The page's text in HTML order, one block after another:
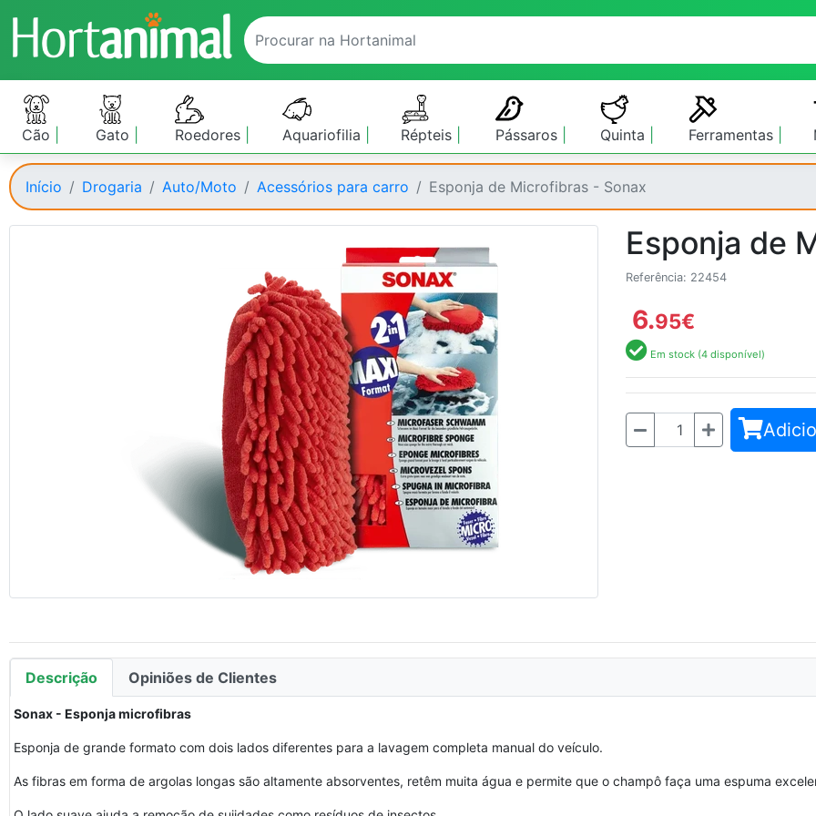
Cão Gato Roedores Aquariofilia Répteis Pássaros Quinta Ferramentas
Início Drogaria Auto/Moto Acessórios para carro Esponja de Microfibras - Sonax
Esponja de
Referência: 22454
6.95€
Em stock (4 disponível)
Quantidade
Descrição Opiniões de Clientes
Sonax - Esponja microfibras
Esponja de grande formato com dois lados diferentes para a lavagem completa manual do veículo.
As fibras em forma de argolas longas são altamente absorventes, retêm muita água e permite que o champô faça uma espuma